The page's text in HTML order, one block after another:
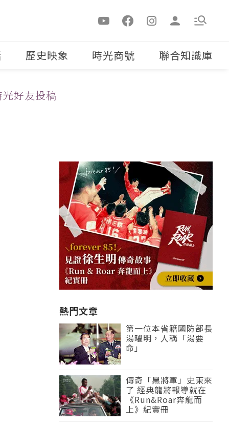
歷史映象 時光商號 聯合知識庫
光好友投稿
熱門文章
第一位本省籍國防部長
湯曜明，人稱「湯要
命」
傳奇「黑將軍」史東來
了 經典龍將報導就在
《Run&Roar奔龍而
上》紀實冊